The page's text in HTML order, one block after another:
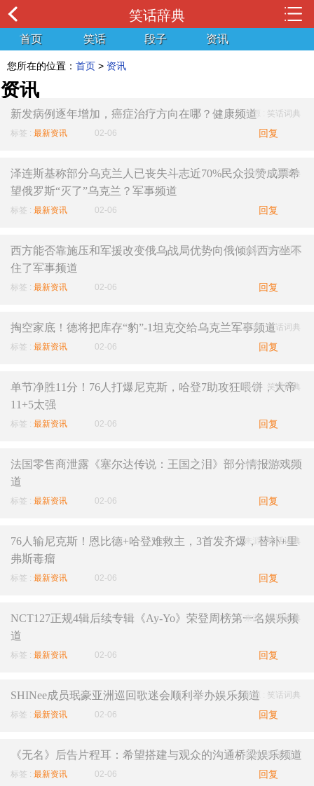
笑话辞典
首页 笑话 段子 资讯
您所在的位置： 首页 > 资讯
资讯
新发病例逐年增加，癌症治疗方向在哪？健康频道
标签 : 最新资讯 02-06 回复
来源 : 笑话词典
泽连斯基称部分乌克兰人已丧失斗志近70%民众投赞成票希
望俄罗斯“灭了”乌克兰​？军事频道
标签 : 最新资讯 02-06 回复
来源 :笑话词典
西方能否靠施压和军援改变俄乌战局优势向俄倾斜西方坐不
住了军事频道
标签 : 最新资讯 02-06 回复
来源 :笑话词典
掏空家底！德将把库存“豹”-1坦克交给乌克兰军事频道
标签 : 最新资讯 02-06 回复
来源 :笑话词典
单节净胜11分！76人打爆尼克斯，哈登7助攻狂喂饼，大帝
11+5太强
标签 : 最新资讯 02-06 回复
来源 : 笑话词典
法国零售商泄露《塞尔达传说：王国之泪》部分情报游戏频
道
标签 : 最新资讯 02-06 回复
来源 :笑话词典
76人输尼克斯！恩比德+哈登难救主，3首发齐爆，替补+里
弗斯毒瘤
标签 : 最新资讯 02-06 回复
来源 :笑话词典
NCT127正规4辑后续专辑《Ay-Yo》荣登周榜第一名娱乐频
道
标签 : 最新资讯 02-06 回复
来源 :笑话词典
SHINee成员珉豪亚洲巡回歌迷会顺利举办娱乐频道
标签 : 最新资讯 02-06 回复
来源 : 笑话词典
《无名》后告片程耳：希望搭建与观众的沟通桥梁娱乐频道
标签 : 最新资讯 02-06 回复
来源 :笑话词典